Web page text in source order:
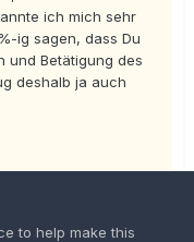
ich mich sehr
ig sagen, dass Du
und Betätigung des
deshalb ja auch
der anderen 3
to help make this